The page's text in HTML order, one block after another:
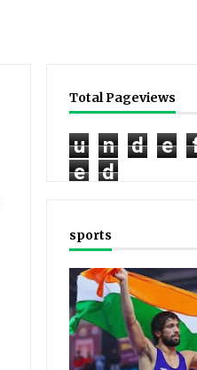
Total Pageviews
u n d e
e
d
sports